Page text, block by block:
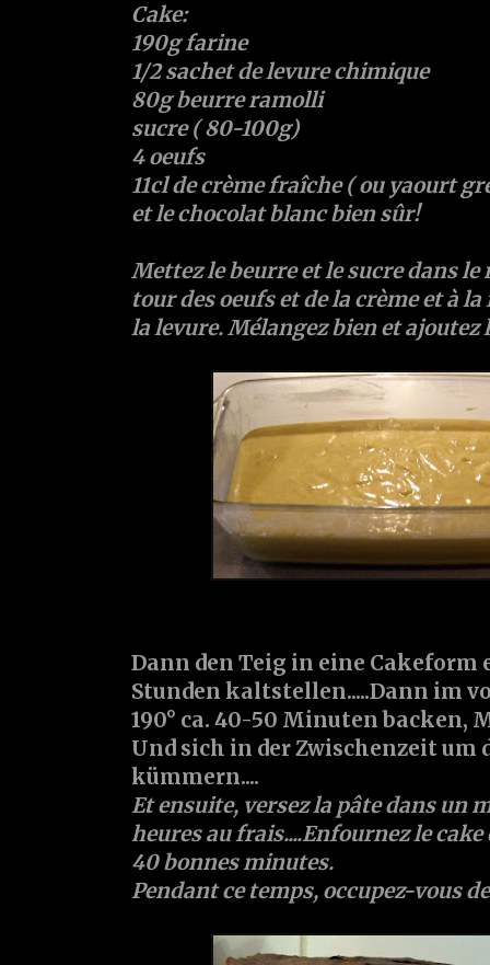
Cake:
190g farine
1/2 sachet de levure chimique
80g beurre ramolli
sucre ( 80-100g)
4 oeufs
11cl de crème fraîche ( ou yaourt
et le chocolat blanc bien sûr!
Mettez le beurre et le sucre dans le
tour des oeufs et de la crème et à
la levure. Mélangez bien et ajoutez
Dann den Teig in eine
Stunden kaltstellen.....Dann im
190° ca. 40-50 Minuten backen,
Und sich in der Zwischenzeit um
kümmern....
Et ensuite, versez la pâte dans un
heures au frais....Enfournez le
40 bonnes minutes.
Pendant ce temps, occupez-vous